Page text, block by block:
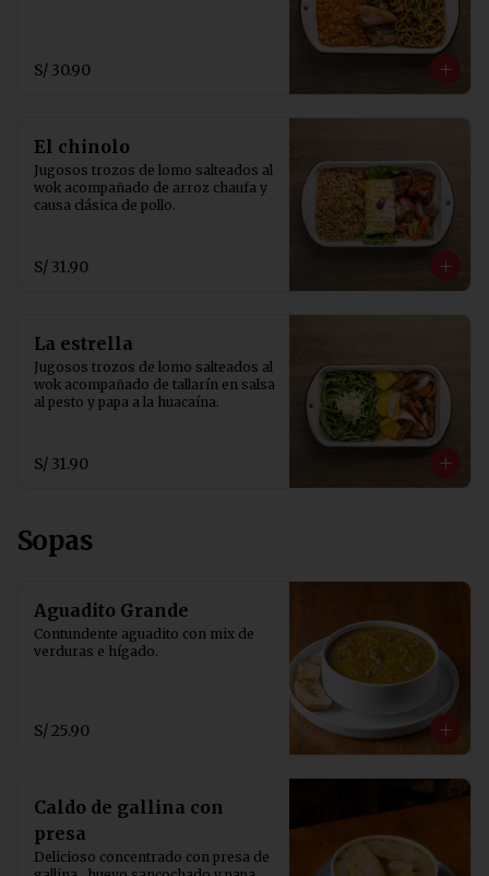
S/ 30.90
El chinolo
Jugosos trozos de lomo salteados al
wok acompañado de arroz chaufa y
causa clásica de pollo.
S/ 31.90
La estrella
Jugosos trozos de lomo salteados al
wok acompañado de tallarín en salsa
al pesto y papa a la huacaína.
S/ 31.90
Sopas
Aguadito Grande
Contundente aguadito con mix de
verduras e hígado.
S/ 25.90
Caldo de gallina con
presa
Delicioso concentrado con presa de